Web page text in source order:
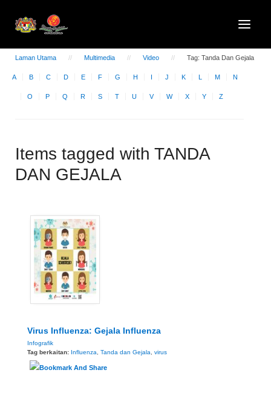
Laman Utama Multimedia Video Tag: Tanda Dan Gejala
A B C D E F G H I J K L M N
O P Q R S T U V W X Y Z
Items tagged with TANDA
DAN GEJALA
Virus Influenza: Gejala Influenza
Infografik
Tag berkaitan: Influenza, Tanda dan Gejala, virus